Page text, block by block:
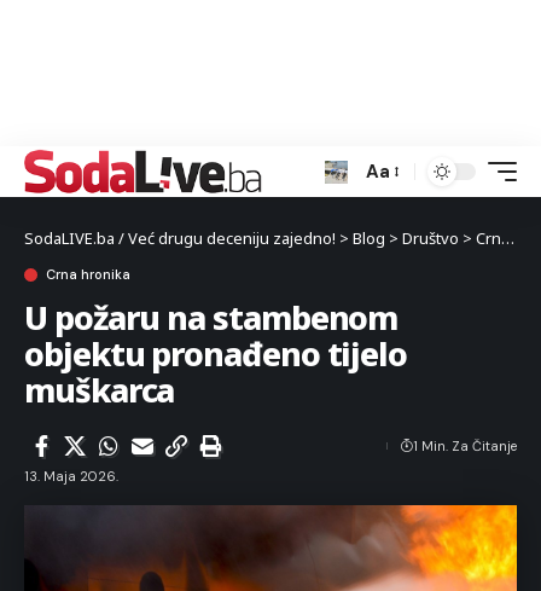
Aa
SodaLIVE.ba / Već drugu deceniju zajedno! > Blog > Društvo > Crna hronika
Crna hronika
U požaru na stambenom
objektu pronađeno tijelo
muškarca
13. Maja 2026.
1 Min. Za Čitanje